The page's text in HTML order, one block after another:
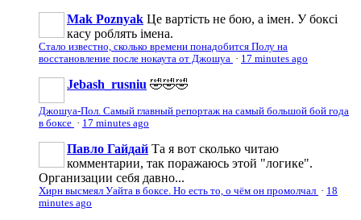
Mak Poznyak Це вартість не бою, а імен. У боксі
касу роблять імена.
Стало известно, сколько времени понадобится Полу на
восстановление после нокаута от Джошуа · 17 minutes ago
Jebash_rusniu 🤣🤣🤣
Джошуа-Пол. Самый главный репортаж на самый большой бой года
в боксе · 17 minutes ago
Павло Гайдай Та я вот сколько читаю
комментарии, так поражаюсь этой "логике".
Организации себя давно...
Хирн высмеял Уайта в боксе. Но есть то, о чём он промолчал · 18
minutes ago